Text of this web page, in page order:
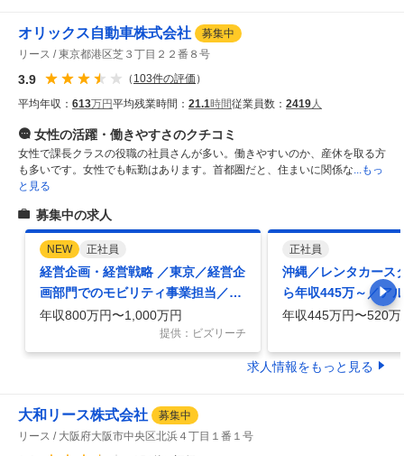
オリックス自動車株式会社
募集中
リース
東京都港区芝３丁目２２番８号
3.9 （ 103件の評価 ）
平均年収： 613万円平均残業時間： 21.1時間従業員数： 2419人
女性の活躍・働きやすさのクチコミ
女性で課長クラスの役職の社員さんが多い。働きやすいのか、産休を取る方
も多いです。女性でも転勤はあります。首都圏だと、住まいに関係な...もっ
と見る
募集中の求人
NEW 正社員
経営企画・経営戦略 ／東京／経営企
画部門でのモビリティ事業担当／オ
リックスG／スーパーフレックス・
年収800万円〜1,000万円
提供：ビズリーチ
正社員
沖縄／レンタカース
ら年収445万～／ア
ら挑戦可／語学を活
年収445万円〜520万
求人情報をもっと見る
大和リース株式会社
募集中
リース
大阪府大阪市中央区北浜４丁目１番１号